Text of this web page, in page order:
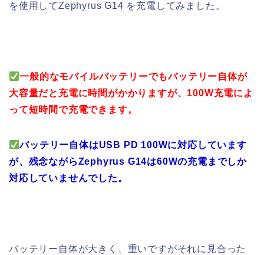
を使用してZephyrus G14 を充電してみました。
一般的なモバイルバッテリーでもバッテリー自体が
大容量だと充電に時間がかかりますが、100W充電によ
って短時間で充電できます。
バッテリー自体はUSB PD 100Wに対応しています
が、残念ながらZephyrus G14は60Wの充電までしか
対応していませんでした。
バッテリー自体が大きく、重いですがそれに見合った